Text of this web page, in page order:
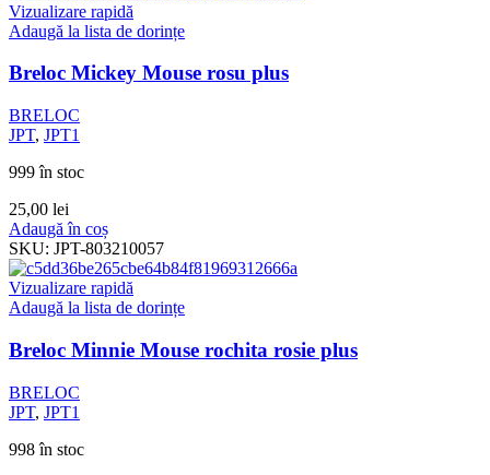
Vizualizare rapidă
Adaugă la lista de dorințe
Breloc Mickey Mouse rosu plus
BRELOC
JPT, JPT1
999 în stoc
25,00 lei
Adaugă în coș
SKU: JPT-803210057
Vizualizare rapidă
Adaugă la lista de dorințe
Breloc Minnie Mouse rochita rosie plus
BRELOC
JPT, JPT1
998 în stoc